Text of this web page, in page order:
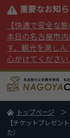
重要なお知
【快適で安全な
本日の名古屋市
す。観光を楽し
心がけてください
トップページ
【チケットプレゼン
た）